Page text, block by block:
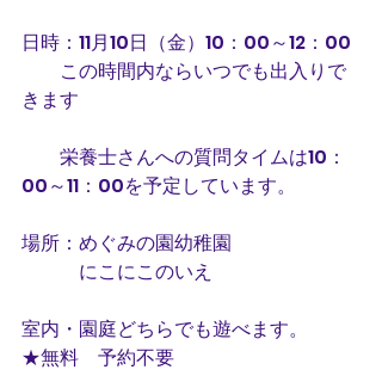
日時：11月10日（金）10：00～12：00
この時間内ならいつでも出入りで
きます
栄養士さんへの質問タイムは10：
00～11：00を予定しています。
場所：めぐみの園幼稚園
にこにこのいえ
室内・園庭どちらでも遊べます。
★無料　予約不要